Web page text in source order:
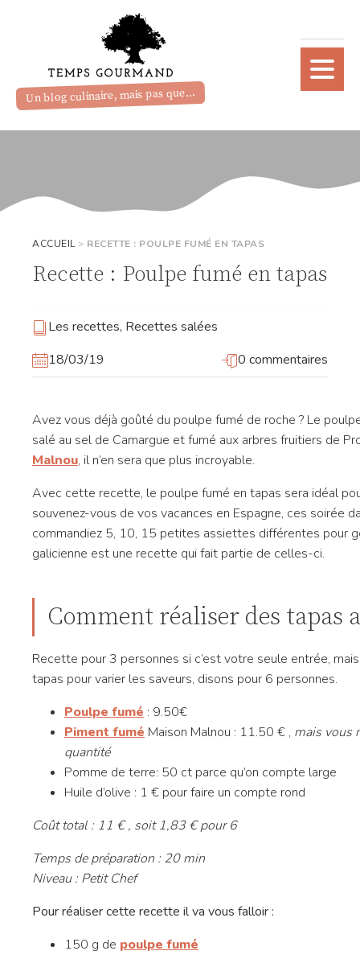
Un blog culinaire, mais pas que...
ACCUEIL> RECETTE : POULPE FUMÉ EN TAPAS
Recette : Poulpe fumé en tapas
Les recettes, Recettes salées
18/03/19
0 commentaires
Avez vous déjà goûté du poulpe fumé de roche ? Le
salé au sel de Camargue et fumé aux arbres fruitiers de
Malnou, il n’en sera que plus incroyable.
Avec cette recette, le poulpe fumé en tapas sera idéal
souvenez-vous de vos vacances en Espagne, ces soirée
commandiez 5, 10, 15 petites assiettes différentes pour
galicienne est une recette qui fait partie de celles-ci.
Comment réaliser des tapas
Recette pour 3 personnes si c’est votre seule entrée,
tapas pour varier les saveurs, disons pour 6 personnes.
Poulpe fumé : 9.50€
Piment fumé Maison Malnou : 11.50 € , mais vous
quantité
Pomme de terre: 50 ct parce qu’on compte large
Huile d’olive : 1 € pour faire un compte rond
Coût total : 11 € , soit 1,83 € pour 6
Temps de préparation : 20 min
Niveau : Petit Chef
Pour réaliser cette recette il va vous falloir :
150 g de poulpe fumé